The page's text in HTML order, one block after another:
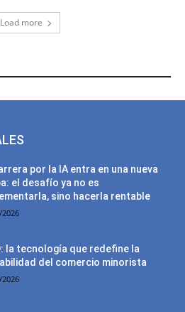
Load more
por la IA entra en una nueva
el desafío ya no es
sino hacerla rentable
la tecnología que redefine la
del comercio minorista